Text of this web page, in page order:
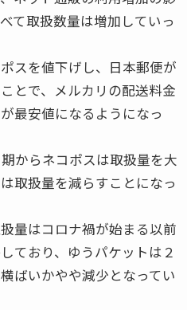
て取扱数量は増加していっ
スを値下げし、日本郵便が
とで、メルカリの配送料金
最安値になるようになっ
からネコポスは取扱量を大
取扱量を減らすことになっ
量はコロナ禍が始まる以前
ており、ゆうパケットは２
ばいかやや減少となってい